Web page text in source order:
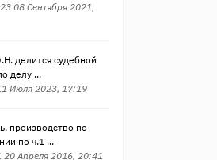
08 Сентября 2021,
делится судебной
делу ...
Июля 2023, 17:19
производство по
по ч.1 ...
20 Апреля 2016, 20:41